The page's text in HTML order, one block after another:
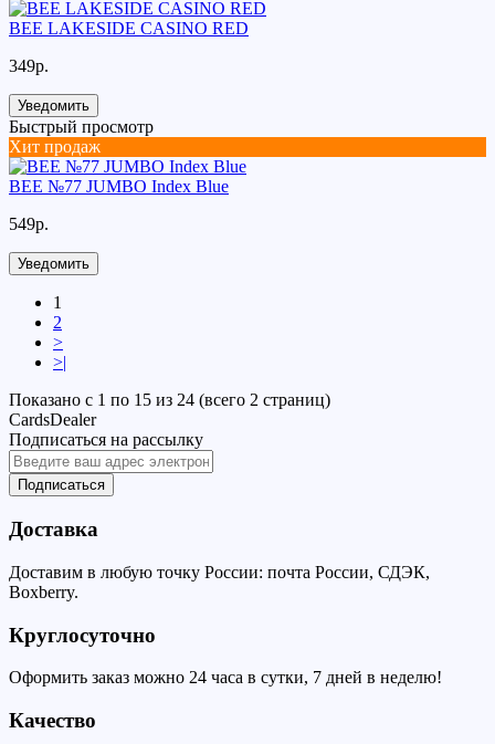
BEE LAKESIDE CASINO RED
349р.
Уведомить
Быстрый просмотр
Хит продаж
BEE №77 JUMBO Index Blue
549р.
Уведомить
1
2
>
>|
Показано с 1 по 15 из 24 (всего 2 страниц)
CardsDealer
Подписаться на рассылку
Подписаться
Доставка
Доставим в любую точку России: почта России, СДЭК,
Boxberry.
Круглосуточно
Оформить заказ можно 24 часа в сутки, 7 дней в неделю!
Качество